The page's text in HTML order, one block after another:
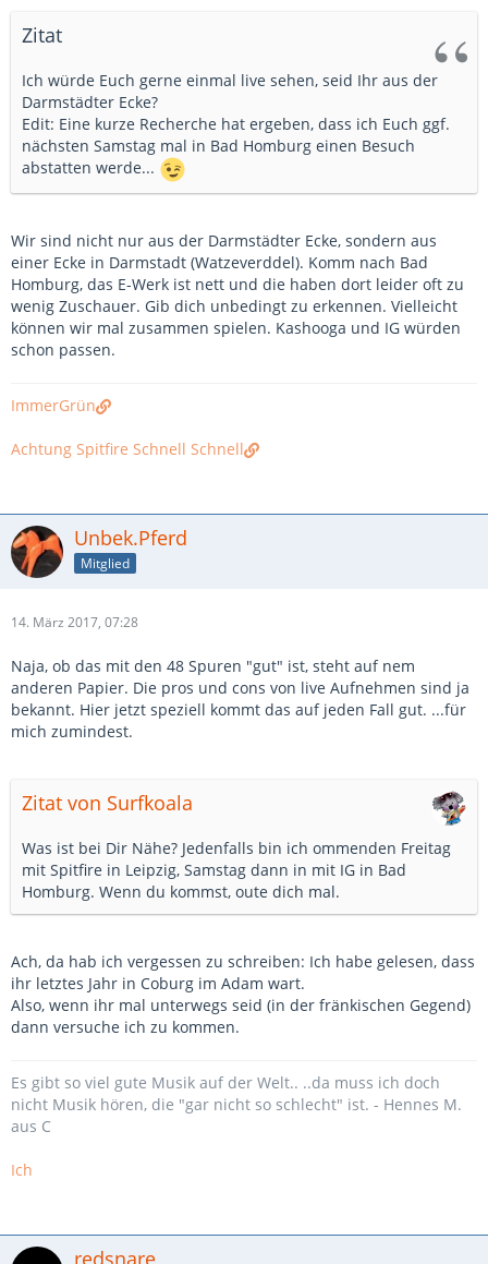
Zitat
Ich würde Euch gerne einmal live sehen, seid Ihr aus der
Darmstädter Ecke?
Edit: Eine kurze Recherche hat ergeben, dass ich Euch ggf.
nächsten Samstag mal in Bad Homburg einen Besuch
abstatten werde...
Wir sind nicht nur aus der Darmstädter Ecke, sondern aus
einer Ecke in Darmstadt (Watzeverddel). Komm nach Bad
Homburg, das E-Werk ist nett und die haben dort leider oft zu
wenig Zuschauer. Gib dich unbedingt zu erkennen. Vielleicht
können wir mal zusammen spielen. Kashooga und IG würden
schon passen.
ImmerGrün
Achtung Spitfire Schnell Schnell
Unbek.Pferd
Mitglied
14. März 2017, 07:28
Naja, ob das mit den 48 Spuren "gut" ist, steht auf nem
anderen Papier. Die pros und cons von live Aufnehmen sind ja
bekannt. Hier jetzt speziell kommt das auf jeden Fall gut. ...für
mich zumindest.
Zitat von Surfkoala
Was ist bei Dir Nähe? Jedenfalls bin ich ommenden Freitag
mit Spitfire in Leipzig, Samstag dann in mit IG in Bad
Homburg. Wenn du kommst, oute dich mal.
Ach, da hab ich vergessen zu schreiben: Ich habe gelesen, dass
ihr letztes Jahr in Coburg im Adam wart.
Also, wenn ihr mal unterwegs seid (in der fränkischen Gegend)
dann versuche ich zu kommen.
Es gibt so viel gute Musik auf der Welt.. ..da muss ich doch
nicht Musik hören, die "gar nicht so schlecht" ist. - Hennes M.
aus C
Ich
redsnare